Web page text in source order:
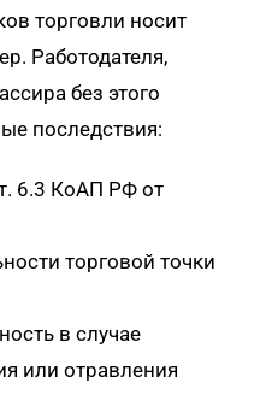
торговли носит
Работодателя,
без этого
последствия:
6.3 КоАП РФ от
торговой точки
в случае
или отравления